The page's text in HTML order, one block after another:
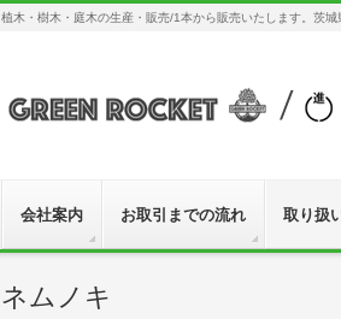
植木・樹木・庭木の生産・販売/1本から販売いたします。茨
会社案内 お取引までの流れ 取り扱
ネムノキ